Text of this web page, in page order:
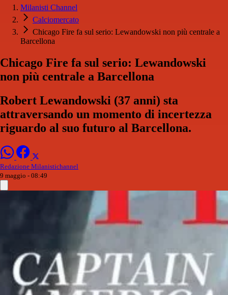
Milanisti Channel
Calciomercato
Chicago Fire fa sul serio: Lewandowski non più centrale a
Barcellona
Chicago Fire fa sul serio: Lewandowski
non più centrale a Barcellona
Robert Lewandowski (37 anni) sta
attraversando un momento di incertezza
riguardo al suo futuro al Barcellona.
Redazione Milanistichannel
9 maggio - 08:49